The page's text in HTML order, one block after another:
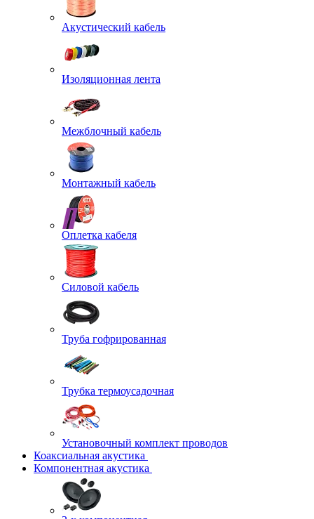
Акустический кабель
Изоляционная лента
Межблочный кабель
Монтажный кабель
Оплетка кабеля
Силовой кабель
Труба гофрированная
Трубка термоусадочная
Установочный комплект проводов
Коаксиальная акустика
Компонентная акустика